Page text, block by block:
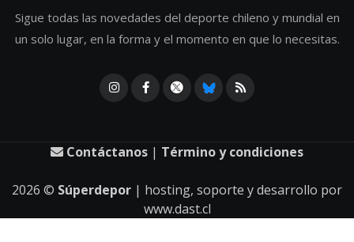
Sigue todas las novedades del deporte chileno y mundial en
un solo lugar, en la forma y el momento en que lo necesitas.
Contáctanos | Término y condiciones
2026 © Súperdepor | hosting, soporte y desarrollo por
www.dast.cl